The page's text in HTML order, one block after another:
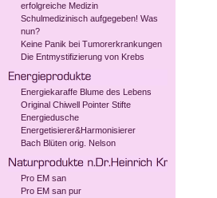
erfolgreiche Medizin
Schulmedizinisch aufgegeben! Was
nun?
Keine Panik bei Tumorerkrankungen
Die Entmystifizierung von Krebs
Energiekaraffe Blume des Lebens
Original Chiwell Pointer Stifte
Energiedusche
Energetisierer&Harmonisierer
Bach Blüten orig. Nelson
Pro EM san
Pro EM san pur